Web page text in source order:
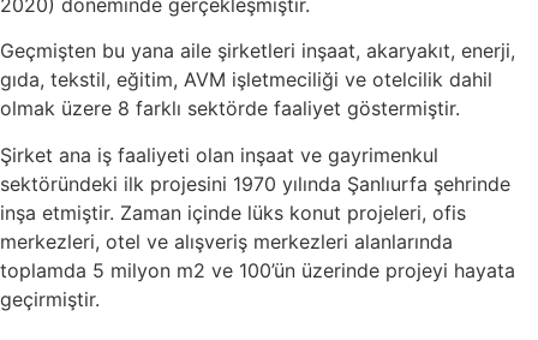
Geçmişten bu yana aile şirketleri inşaat, akaryakıt, enerji,
gıda, tekstil, eğitim, AVM işletmeciliği ve otelcilik dahil
olmak üzere 8 farklı sektörde faaliyet göstermiştir.
Şirket ana iş faaliyeti olan inşaat ve gayrimenkul
sektöründeki ilk projesini 1970 yılında Şanlıurfa şehrinde
inşa etmiştir. Zaman içinde lüks konut projeleri, ofis
merkezleri, otel ve alışveriş merkezleri alanlarında
toplamda 5 milyon m2 ve 100’ün üzerinde projeyi hayata
geçirmiştir.